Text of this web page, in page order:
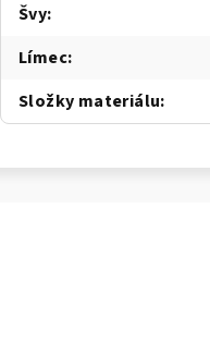
Švy:
Límec:
Složky materiálu: